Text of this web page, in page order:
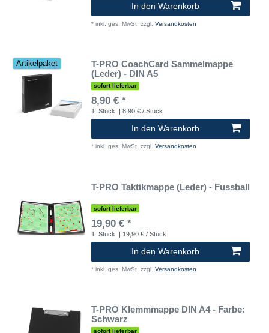
In den Warenkorb
* inkl. ges. MwSt. zzgl. Versandkosten
Artikelpaket
T-PRO CoachCard Sammelmappe
(Leder) - DIN A5
sofort lieferbar
8,90 € *
1 Stück | 8,90 € / Stück
In den Warenkorb
* inkl. ges. MwSt. zzgl. Versandkosten
T-PRO Taktikmappe (Leder) - Fussball
sofort lieferbar
19,90 € *
1 Stück | 19,90 € / Stück
In den Warenkorb
* inkl. ges. MwSt. zzgl. Versandkosten
T-PRO Klemmmappe DIN A4 - Farbe:
Schwarz
sofort lieferbar